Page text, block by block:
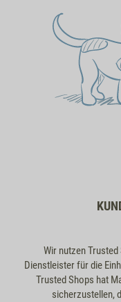
Wir nutzen
Dienstleister für die
Trusted Shops hat
sicherzustellen,